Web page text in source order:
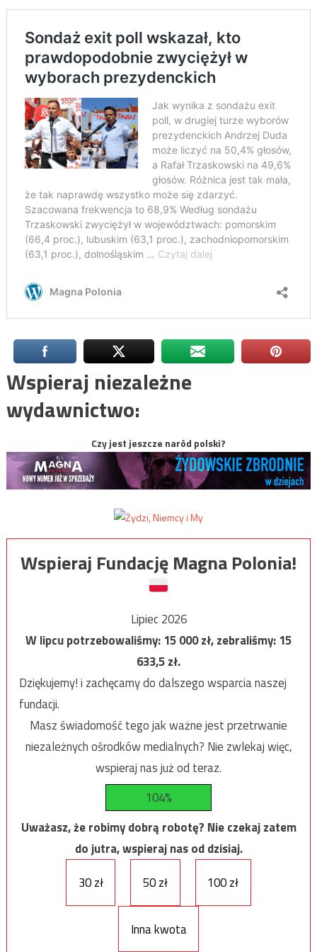
Wspieraj niezależne
wydawnictwo:
Czy jest jeszcze naród polski?
Wspieraj Fundację Magna Polonia!
Lipiec 2026
W lipcu potrzebowaliśmy:15 000zł, zebraliśmy:15
633,5zł.
Dziękujemy! i zachęcamy do dalszego wsparcia naszej
fundacji.
Masz świadomość tego jak ważne jest przetrwanie
niezależnych ośrodków medialnych? Nie zwlekaj więc,
wspieraj nas już od teraz.
104%
Uważasz, że robimy dobrą robotę? Nie czekaj zatem
do jutra, wspieraj nas od dzisiaj.
30 zł
50 zł 100 zł
Inna kwota